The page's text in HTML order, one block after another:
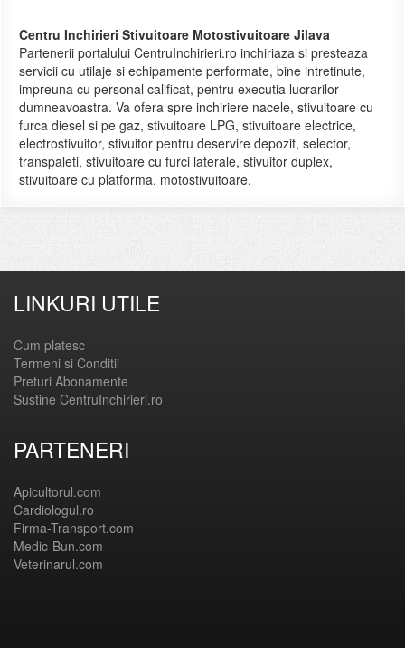
Centru Inchirieri Stivuitoare Motostivuitoare Jilava
Partenerii portalului CentruInchirieri.ro inchiriaza si presteaza
servicii cu utilaje si echipamente performate, bine intretinute,
impreuna cu personal calificat, pentru executia lucrarilor
dumneavoastra. Va ofera spre inchiriere nacele, stivuitoare cu
furca diesel si pe gaz, stivuitoare LPG, stivuitoare electrice,
electrostivuitor, stivuitor pentru deservire depozit, selector,
transpaleti, stivuitoare cu furci laterale, stivuitor duplex,
stivuitoare cu platforma, motostivuitoare.
LINKURI UTILE
Cum platesc
Termeni si Conditii
Preturi Abonamente
Sustine CentruInchirieri.ro
PARTENERI
Apicultorul.com
Cardiologul.ro
Firma-Transport.com
Medic-Bun.com
Veterinarul.com